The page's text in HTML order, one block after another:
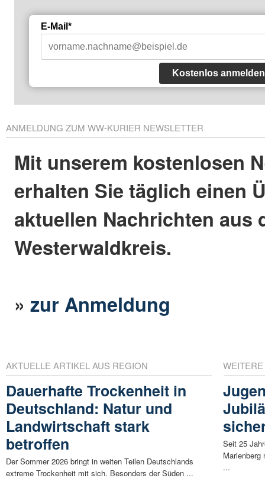
E-Mail*
Kostenlos anmelden
ANMELDUNG ZUM WW-KURIER NEWSLETTER
Mit unserem kostenlosen
erhalten Sie täglich einen
aktuellen Nachrichten aus
Westerwaldkreis.
»zur Anmeldung
AKTUELLE ARTIKEL AUS REGION
Dauerhafte Trockenheit in
Deutschland: Natur und
Landwirtschaft stark
betroffen
Der Sommer 2026 bringt in weiten Teilen Deutschlands
extreme Trockenheit mit sich. Besonders der Süden ...
Seit 25
...